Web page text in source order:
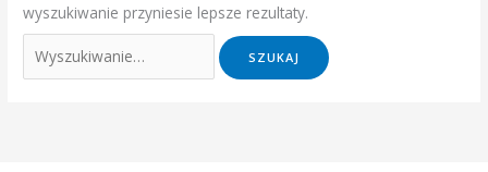
wyszukiwanie przyniesie lepsze rezultaty.